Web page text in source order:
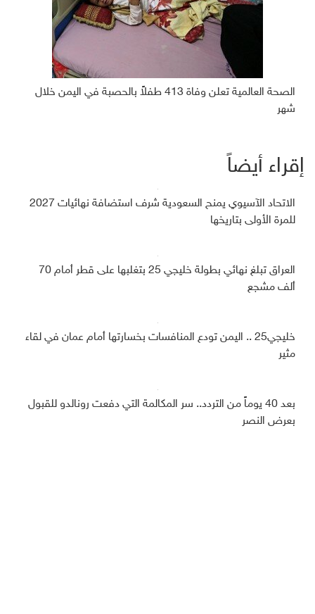
الصحة العالمية تعلن وفاة 413 طفلاً بالحصبة في اليمن خلال
شهر
إقراء أيضاً
الاتحاد الآسيوي يمنح السعودية شرف استضافة نهائيات 2027
للمرة الأولى بتاريخها
العراق تبلغ نهائي بطولة خليجي 25 بتغلبها على قطر أمام 70
ألف مشجع
خليجي25 .. اليمن تودع المنافسات بخسارتها أمام عمان في لقاء
مثير
بعد 40 يوماً من التردد.. سر المكالمة التي دفعت رونالدو للقبول
بعرض النصر